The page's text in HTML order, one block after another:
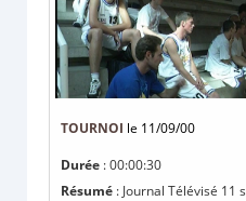
TOURNOI le 11/09/00
Durée : 00:00:30
Résumé : Journal Télévisé 11